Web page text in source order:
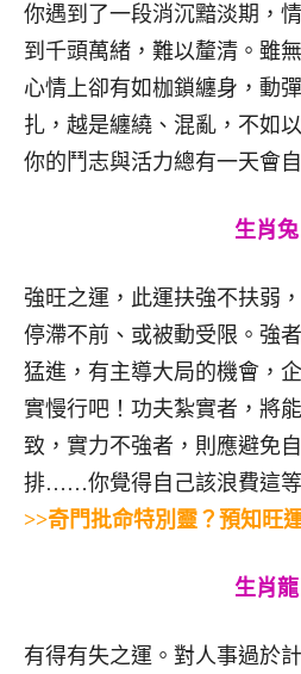
你遇到了一段消沉黯淡期，
到千頭萬緒，難以釐清。雖
心情上卻有如枷鎖纏身，動
扎，越是纏繞、混亂，不如
你的鬥志與活力總有一天會
生肖兔
強旺之運，此運扶強不扶弱
停滯不前、或被動受限。強
猛進，有主導大局的機會，
實慢行吧！功夫紮實者，將
致，實力不強者，則應避免
排……你覺得自己該浪費這等
>>奇門批命特別靈？預知旺
生肖龍
有得有失之運。對人事過於